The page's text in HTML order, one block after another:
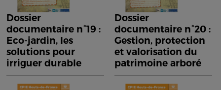
Dossier
documentaire n°19 :
Eco-jardin, les
solutions pour
irriguer durable
Dossier
documentaire n°20 :
Gestion, protection
et valorisation du
patrimoine arboré